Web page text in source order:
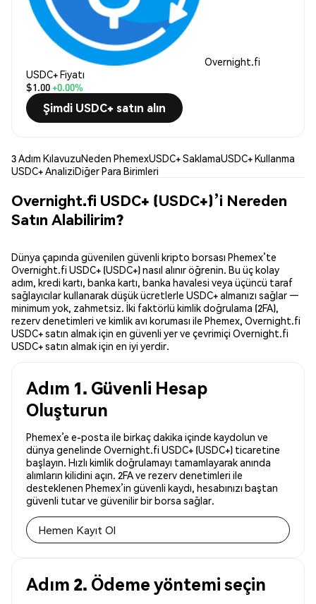
Overnight.fi
USDC+ Fiyatı
$1.00+0.00%
Şimdi USDC+ satın alın
3 Adım KılavuzuNeden PhemexUSDC+ SaklamaUSDC+ Kullanma
USDC+ AnaliziDiğer Para Birimleri
Overnight.fi USDC+ (USDC+)’i Nereden
Satın Alabilirim?
Dünya çapında güvenilen güvenli kripto borsası Phemex’te
Overnight.fi USDC+ (USDC+) nasıl alınır öğrenin. Bu üç kolay
adım, kredi kartı, banka kartı, banka havalesi veya üçüncü taraf
sağlayıcılar kullanarak düşük ücretlerle USDC+ almanızı sağlar —
minimum yok, zahmetsiz. İki faktörlü kimlik doğrulama (2FA),
rezerv denetimleri ve kimlik avı koruması ile Phemex, Overnight.fi
USDC+ satın almak için en güvenli yer ve çevrimiçi Overnight.fi
USDC+ satın almak için en iyi yerdir.
Adım 1. Güvenli Hesap
Oluşturun
Phemex’e e-posta ile birkaç dakika içinde kaydolun ve
dünya genelinde Overnight.fi USDC+ (USDC+) ticaretine
başlayın. Hızlı kimlik doğrulamayı tamamlayarak anında
alımların kilidini açın. 2FA ve rezerv denetimleri ile
desteklenen Phemex’in güvenli kaydı, hesabınızı baştan
güvenli tutar ve güvenilir bir borsa sağlar.
Hemen Kayıt Ol
Adım 2. Ödeme yöntemi seçin